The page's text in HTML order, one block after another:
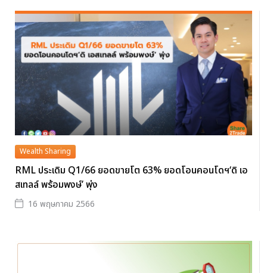
Wealth Sharing
RML ประเดิม Q1/66 ยอดขายโต 63% ยอดโอนคอนโดฯ‘ดิ เอ
สเทลล์ พร้อมพงษ์’ พุ่ง
16 พฤษภาคม 2566